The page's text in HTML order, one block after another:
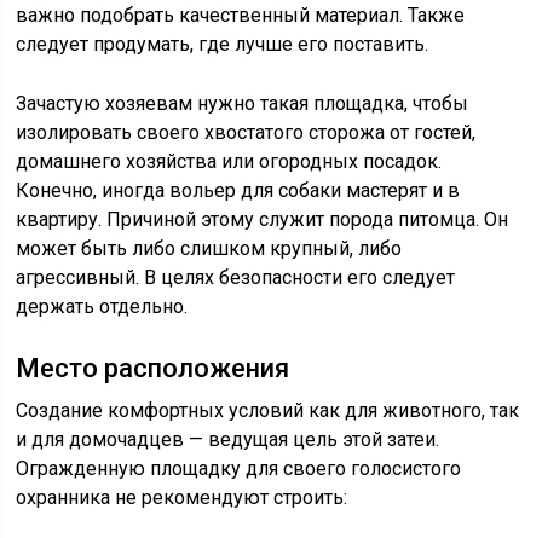
важно подобрать качественный материал. Также
следует продумать, где лучше его поставить.
Зачастую хозяевам нужно такая площадка, чтобы
изолировать своего хвостатого сторожа от гостей,
домашнего хозяйства или огородных посадок.
Конечно, иногда вольер для собаки мастерят и в
квартиру. Причиной этому служит порода питомца. Он
может быть либо слишком крупный, либо
агрессивный. В целях безопасности его следует
держать отдельно.
Место расположения
Создание комфортных условий как для животного, так
и для домочадцев — ведущая цель этой затеи.
Огражденную площадку для своего голосистого
охранника не рекомендуют строить: